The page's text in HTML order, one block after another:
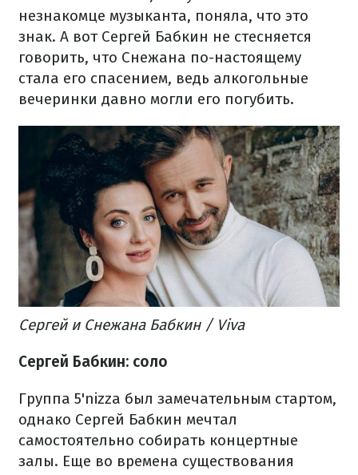
незнакомце музыканта, поняла, что это
знак. А вот Сергей Бабкин не стесняется
говорить, что Снежана по-настоящему
стала его спасением, ведь алкогольные
вечеринки давно могли его погубить.
Сергей и Снежана Бабкин / Viva
Сергей Бабкин: соло
Группа 5'nizza был замечательным стартом,
однако Сергей Бабкин мечтал
самостоятельно собирать концертные
залы. Еще во времена существования